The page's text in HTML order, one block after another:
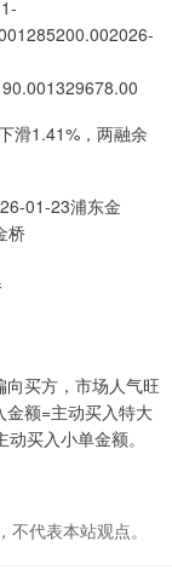
滑1.41%，两融余
01-23浦东金
桥
买方，市场人气旺
额=主动买入特大
买入小单金额。
代表本站观点。